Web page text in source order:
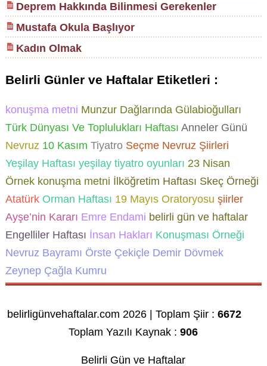
Deprem Hakkında Bilinmesi Gerekenler
Mustafa Okula Başlıyor
Kadın Olmak
Belirli Günler ve Haftalar Etiketleri :
konuşma metni Munzur Dağlarında Gülabioğulları
Türk Dünyası Ve Toplulukları Haftası Anneler Günü
Nevruz10 Kasım TiyatroSeçme Nevruz Şiirleri
Yeşilay Haftası yeşilay tiyatro oyunları 23 Nisan
Örnek konuşma metni İlköğretim Haftası Skeç Örneği
AtatürkOrman Haftası 19 Mayıs Oratoryosu şiirler
Ayşe’nin Kararı Emre Endami belirli gün ve haftalar
Engelliler Haftası İnsan Hakları Konuşması Örneği
Nevruz Bayramı Örste Çekiçle Demir Dövmek
Zeynep Çağla Kumru
belirligünvehaftalar.com 2026 | Toplam Şiir :6672
Toplam Yazılı Kaynak :906
Belirli Gün ve Haftalar